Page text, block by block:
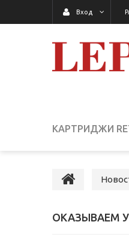
Вход
КАРТРИДЖИ
ОКАЗЫВАЕМ